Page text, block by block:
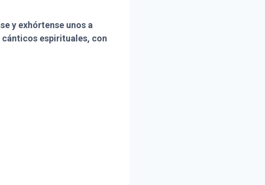
y exhórtense unos a
espirituales, con